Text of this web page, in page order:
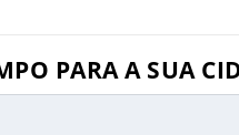
PARA A SUA